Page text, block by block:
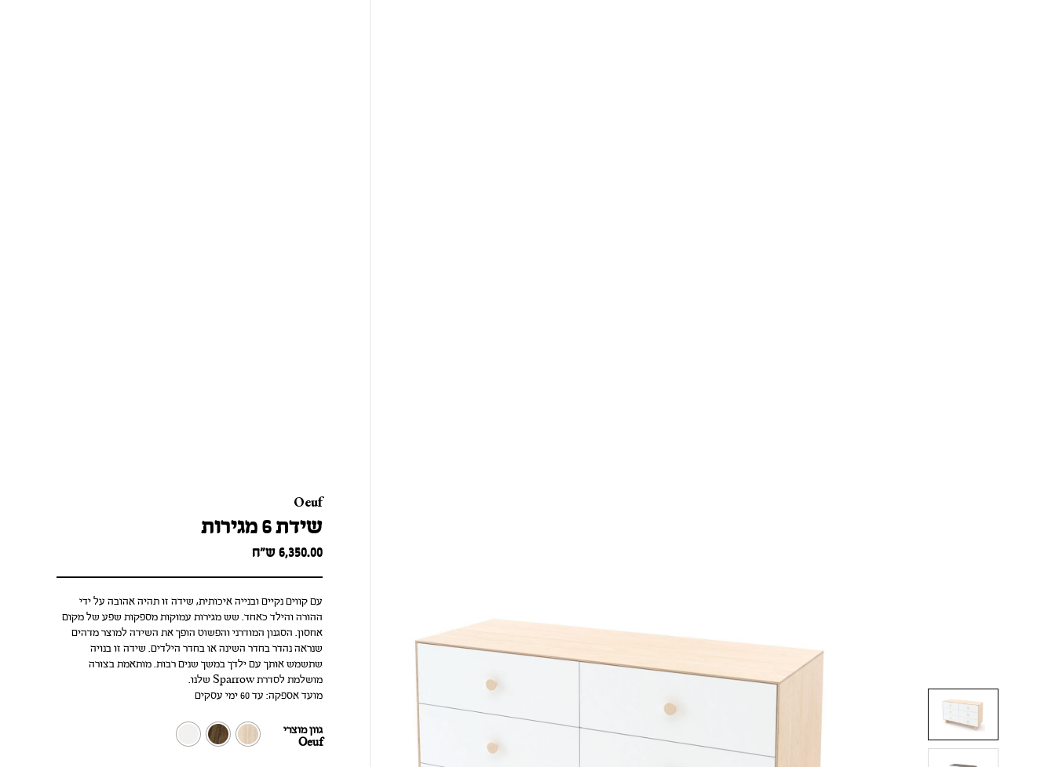
Oeuf
שידת 6 מגירות
6,350.00 ש״ח
עם קווים נקיים ובנייה איכותית, שידה זו תהיה אהובה על ידי
ההורה והילד כאחד. שש מגירות עמוקות מספקות שפע של מקום
אחסון. הסגנון המודרני והפשוט הופך את השידה למוצר מדהים
שנראה נהדר בחדר השינה או בחדר הילדים. שידה זו בנויה
שתשמש אותך עם ילדך במשך שנים רבות. מותאמת בצורה
מושלמת לסדרת Sparrow שלנו.
מועד אספקה: עד 60 ימי עסקים
גוון מוצרי
Oeuf